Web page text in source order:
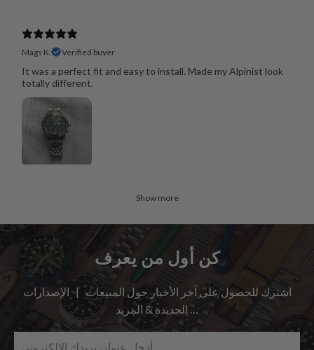
Mags K. Verified buyer
It was a perfect fit and easy to install. Made my Alpinist look
totally different.
Show more
كن أول من يعرف
اشترك للحصول على آخر الأخبار حول المبيعات | الإصدارات
الجديدة & المزيد …